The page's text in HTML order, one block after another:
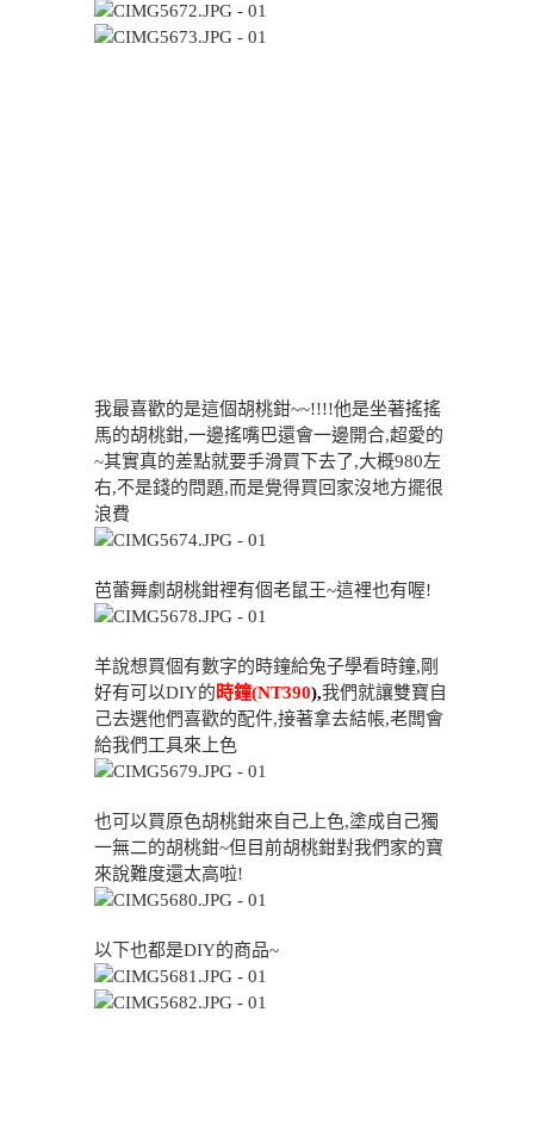
我最喜歡的是這個胡桃鉗~~!!!!他是坐著搖搖
馬的胡桃鉗,一邊搖嘴巴還會一邊開合,超愛的
~其實真的差點就要手滑買下去了,大概980左
右,不是錢的問題,而是覺得買回家沒地方擺很
浪費
芭蕾舞劇胡桃鉗裡有個老鼠王~這裡也有喔!
羊說想買個有數字的時鐘給兔子學看時鐘,剛
好有可以DIY的時鐘(NT390),我們就讓雙寶自
己去選他們喜歡的配件,接著拿去結帳,老闆會
給我們工具來上色
也可以買原色胡桃鉗來自己上色,塗成自己獨
一無二的胡桃鉗~但目前胡桃鉗對我們家的寶
來說難度還太高啦!
以下也都是DIY的商品~